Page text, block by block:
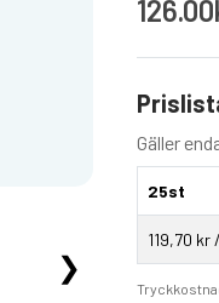
❯
Gäller
25st
119,70 kr